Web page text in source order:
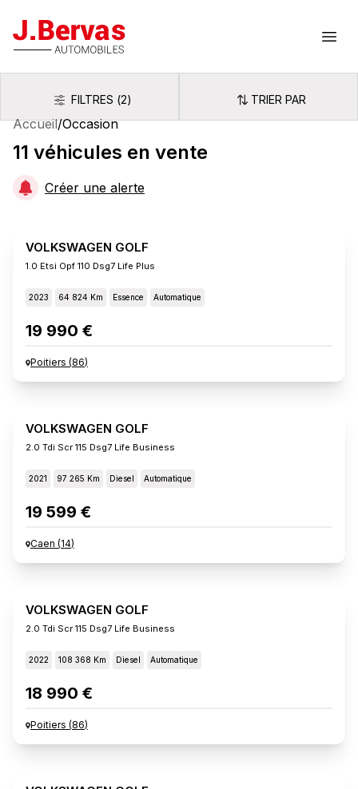
J.Bervas
FiltresFILTRES (2) Trier par
TRIER PAR
Accueil/Occasion
11 véhicules en vente
Créer une alerte
VOLKSWAGEN GOLF
1.0 Etsi Opf 110 Dsg7 Life Plus
2023 64 824 Km Essence Automatique
19 990 €
Poitiers (86)
VOLKSWAGEN GOLF
2.0 Tdi Scr 115 Dsg7 Life Business
2021 97 265 Km Diesel Automatique
19 599 €
Caen (14)
VOLKSWAGEN GOLF
2.0 Tdi Scr 115 Dsg7 Life Business
2022 108 368 Km Diesel Automatique
18 990 €
Poitiers (86)